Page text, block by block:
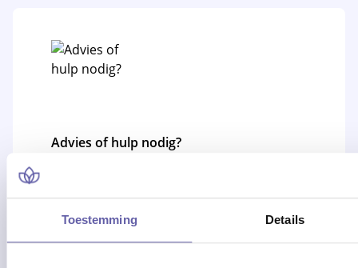
Toestemming Details
Advies of hulp nodig?
Of bel 088 - 170 1500